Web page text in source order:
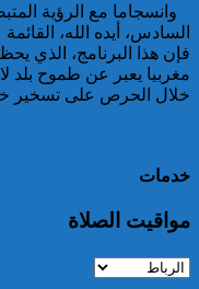
إدارة السجن المحلي واد
مزاعم بخصوص وفاة
وانسجاما مع الرؤية
السادس، أيده الله،
فإن هذا البرنامج، الذي
مغربيا يعبر عن طموح بلد
خلال الحرص على تسخير
خدمات
مواقيت الصلاة